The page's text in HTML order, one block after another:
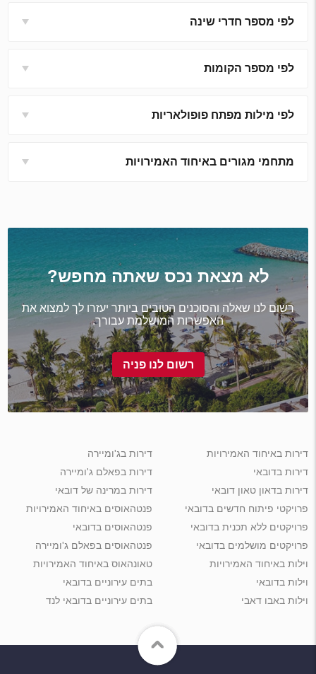
לפי מספר חדרי שינה
לפי מספר הקומות
לפי מילות מפתח פופולאריות
מתחמי מגורים באיחוד האמירויות
לא מצאת נכס שאתה מחפש?
רשום לנו שאלה והסוכנים הטובים ביותר יעזרו לך למצוא את
האפשרות המושלמת עבורך.
רשום לנו פניה
דירות באיחוד האמירויות
דירות בדובאי
דירות בדאון טאון דובאי
דירות בג'ומיירה
דירות בפאלם ג'ומיירה
דירות במרינה של דובאי
פרויקטי פיתוח חדשים בדובאי
פרויקטים ללא תכנית בדובאי
פרויקטים מושלמים בדובאי
פנטהאוסים באיחוד האמירויות
פנטהאוסים בדובאי
פנטהאוסים בפאלם ג'ומיירה
וילות באיחוד האמירויות
וילות בדובאי
וילות באבו דאבי
טאונהאוס באיחוד האמירויות
בתים עירוניים בדובאי
בתים עירוניים בדובאי לנד